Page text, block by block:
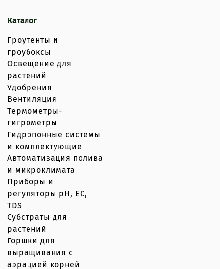
Каталог
Гроутенты и
гроубоксы
Освещение для
растений
Удобрения
Вентиляция
Термометры-
гигрометры
Гидропонные системы
и комплектующие
Автоматизация полива
и микроклимата
Приборы и
регуляторы рН, EC,
TDS
Субстраты для
растений
Горшки для
выращивания с
аэрацией корней